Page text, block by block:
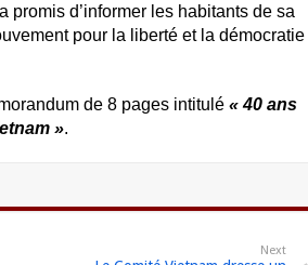
promis d’informer les habitants de sa
pour la liberté et la démocratie
de 8 pages intitulé « 40 ans
».
Next